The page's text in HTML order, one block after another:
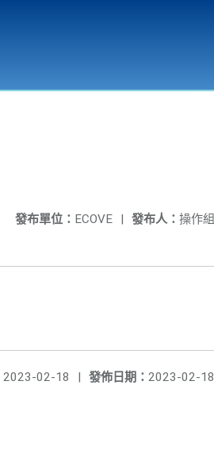
發布人： 操作組
發布單位： ECOVE |
發佈日期： 2023-02-18
2023-02-18 |